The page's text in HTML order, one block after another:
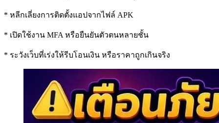
* หลีกเลี่ยงการติดตั้งแอปจากไฟล์ APK
* เปิดใช้งาน MFA หรือยืนยันตัวตนหลายชั้น
* ระวังเว็บที่เร่งให้รีบโอนเงิน หรือราคาถูกเกินจริง